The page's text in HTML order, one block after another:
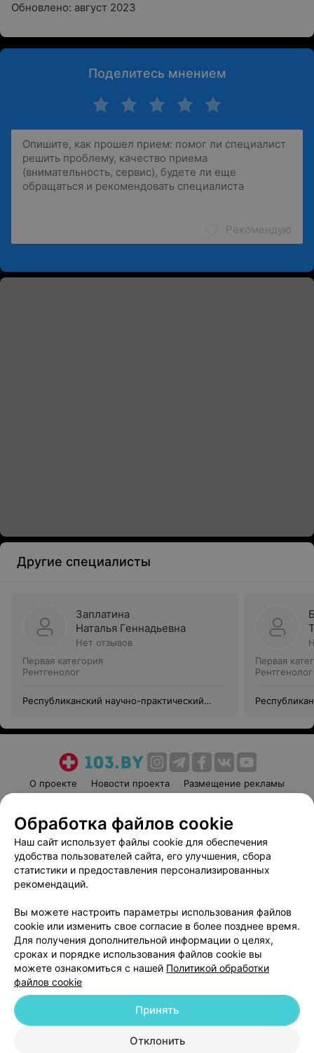
Обновлено: август 2023
Поделитесь мнением
Рекомендую
Другие специалисты
Заплатина
Наталья Геннадьевна
Нет отзывов
Первая категория
Рентгенолог
Республиканский научно-практический
Первая
Рентгенолог
О проекте Новости проекта
Размещение рекламы
Пользовательское соглашение
Способы оплаты
Вакансии
Партнеры
Написать руководителю 103.by
Обработка персональных данных
© 2026 ООО «Артокс Лаб», УНП 191700409
| 220012, Республика Беларусь,
Обработка файлов cookie
Наш сайт использует файлы cookie для обеспечения
удобства пользователей сайта, его улучшения, сбора
статистики и предоставления персонализированных
рекомендаций.
Вы можете настроить параметры использования файлов
cookie или изменить свое согласие в более позднее время.
Для получения дополнительной информации о целях,
сроках и порядке использования файлов cookie вы
можете ознакомиться с нашей Политикой обработки
файлов cookie
Отклонить
Принять